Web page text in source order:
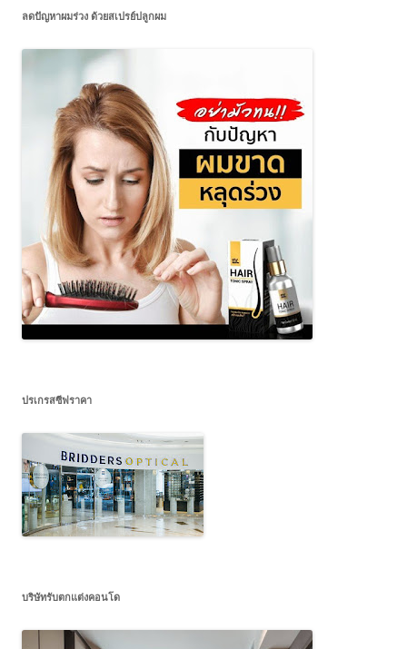
ลดปัญหาผมร่วง ด้วยสเปรย์ปลูกผม
ปรเกรสซีฟราคา
บริษัทรับตกแต่งคอนโด